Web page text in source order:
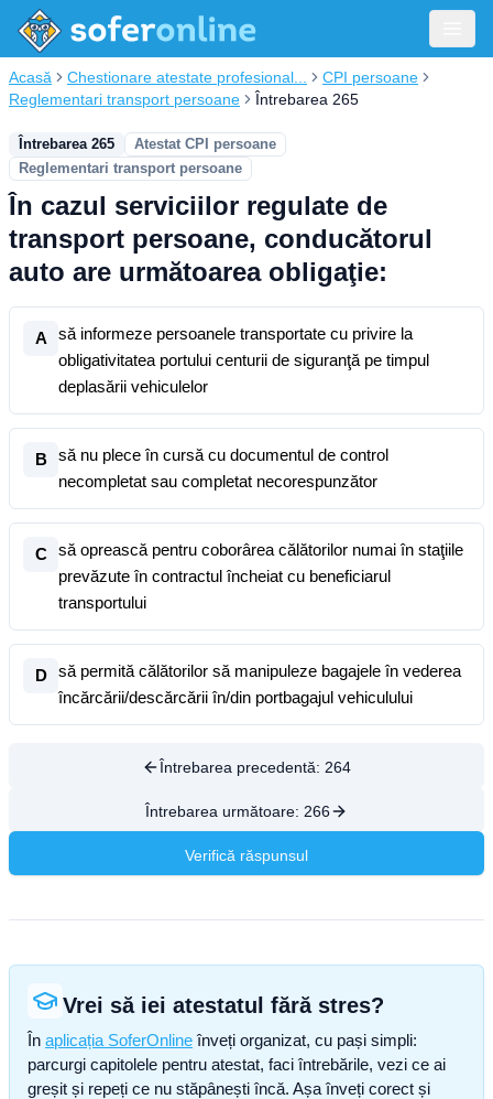
Acasă Chestionare atestate profesional...
CPI persoane
Reglementari transport persoane
Întrebarea 265
Întrebarea 265
Atestat CPI persoane
Reglementari transport persoane
În cazul serviciilor regulate de
transport persoane, conducătorul
auto are următoarea obligaţie:
A
să informeze persoanele transportate cu privire la
obligativitatea portului centurii de siguranţă pe timpul
deplasării vehiculelor
B
să nu plece în cursă cu documentul de control
necompletat sau completat necorespunzător
C
să oprească pentru coborârea călătorilor numai în staţiile
prevăzute în contractul încheiat cu beneficiarul
transportului
D
să permită călătorilor să manipuleze bagajele în vederea
încărcării/descărcării în/din portbagajul vehiculului
Întrebarea precedentă: 264
Întrebarea următoare: 266
Verifică răspunsul
Vrei să iei atestatul fără stres?
În aplicația SoferOnline înveți organizat, cu pași simpli:
parcurgi capitolele pentru atestat, faci întrebările, vezi ce ai
greșit și repeți ce nu stăpânești încă. Așa înveți corect și